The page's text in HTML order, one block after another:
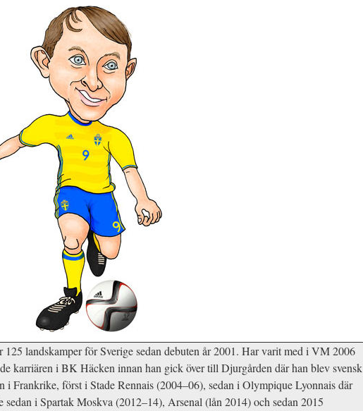
landskamper för Sverige sedan debuten år 2001. Har varit med i VM 2006
karriären i BK Häcken innan han gick över till Djurgården där han blev svensk
i Frankrike, först i Stade Rennais (2004–06), sedan i Olympique Lyonnais där
i Spartak Moskva (2012–14), Arsenal (lån 2014) och sedan 2015